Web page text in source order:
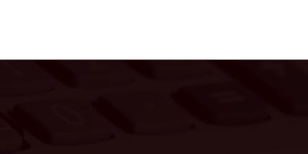
THEO
NGHỊ